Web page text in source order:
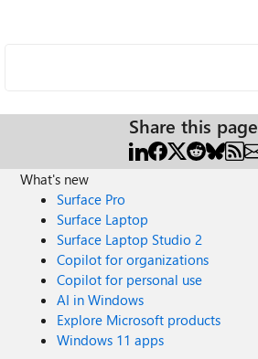
Share this page
What's new
Surface Pro
Surface Laptop
Surface Laptop Studio 2
Copilot for organizations
Copilot for personal use
AI in Windows
Explore Microsoft products
Windows 11 apps